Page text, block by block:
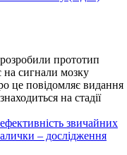
прототип
на сигнали мозку
це повідомляє видання
на стадії
звичайних
– дослідження